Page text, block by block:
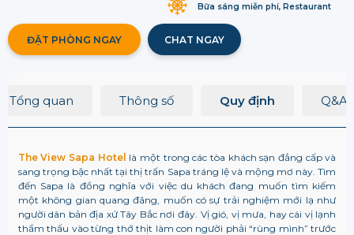
Bữa sáng miễn phí, Restaurant
ĐẶT PHÒNG NGAY CHAT NGAY
Tổng quan Thông số Quy định Q&A
The View Sapa Hotel là một trong các tòa khách sạn đẳng cấp và
sang trọng bậc nhất tại thị trấn Sapa tráng lệ và mộng mơ này. Tìm
đến Sapa là đồng nghĩa với việc du khách đang muốn tìm kiếm
một không gian quang đãng, muốn có sự trải nghiệm mới lạ như
người dân bản địa xứ Tây Bắc nơi đây. Vị gió, vị mưa, hay cái vị lạnh
thẩm thấu vào từng thớ thịt làm con người phải “rùng mình” trước